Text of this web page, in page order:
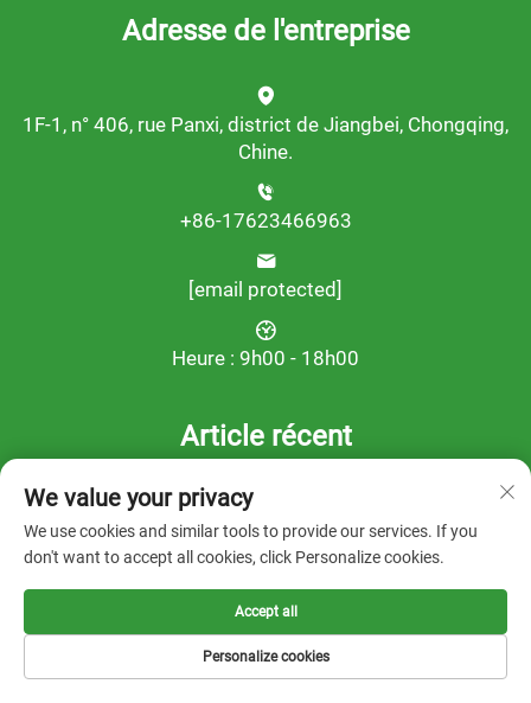
Adresse de l'entreprise
1F-1, n° 406, rue Panxi, district de Jiangbei, Chongqing,
Chine.
+86-17623466963
[email protected]
Heure : 9h00 - 18h00
Article récent
We value your privacy
We use cookies and similar tools to provide our services. If you
don't want to accept all cookies, click Personalize cookies.
Personalize cookies
Accept all